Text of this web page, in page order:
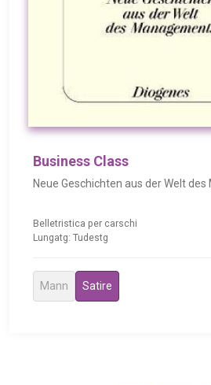
Business Class
Neue Geschichten aus der Welt
Belletristica per carschi
Lungatg: Tudestg
Mann Satire